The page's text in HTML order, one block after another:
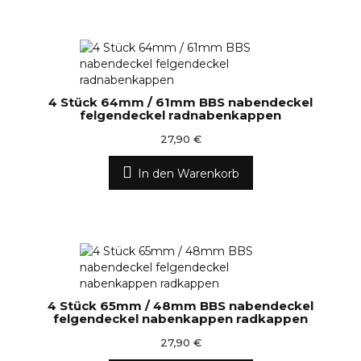
4 Stück 64mm / 61mm BBS nabendeckel
felgendeckel radnabenkappen
27,90 €
In den Warenkorb
4 Stück 65mm / 48mm BBS nabendeckel
felgendeckel nabenkappen radkappen
27,90 €